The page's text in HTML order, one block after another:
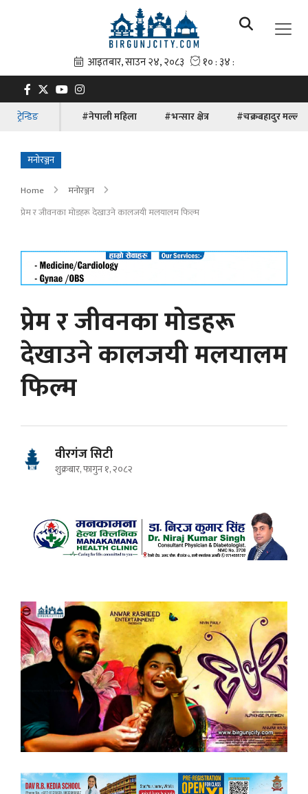
ट्रेन्डिङ #नेपाली महिला #भन्सार क्षेत्र #चक्रबहादुर मल्ल
मनोरञ्जन
Home
मनोरञ्जन
प्रेम र जीवनका मोडहरू देखाउने कालजयी मलयालम फिल्म
प्रेम र जीवनका मोडहरू
देखाउने कालजयी मलयालम
फिल्म
वीरगंज सिटी
शुक्रबार, फागुन १, २०८२